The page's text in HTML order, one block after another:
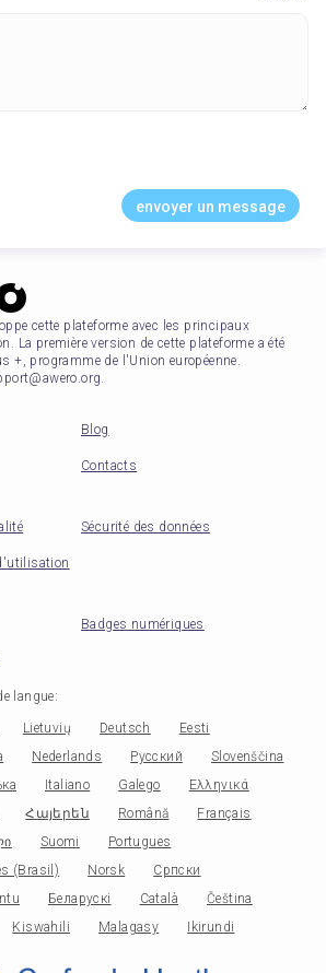
envoyer un message
cette plateforme avec les principaux
La première version de cette plateforme a été
+, programme de l'Union européenne.
Blog
Contacts
Sécurité des données
Badges numériques
langue:
Lietuvių Deutsch
Eesti
Nederlands Русский
Slovenščina
Italiano Galego
Ελληνικά
Հայերեն Română
Français
Suomi
Portugues
(Brasil)
Norsk
Српски
Беларускі Català
Čeština
Kiswahili Malagasy Ikirundi